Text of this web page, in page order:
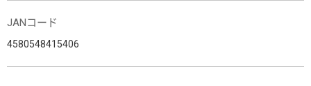
JANコード
4580548415406